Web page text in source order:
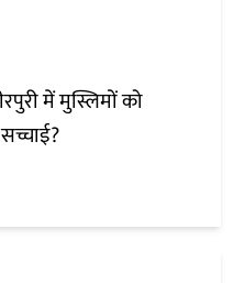
में मुस्लिमों को